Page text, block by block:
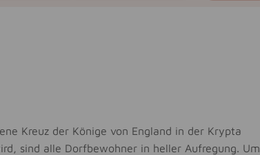
Kreuz der Könige von England in der Krypta
sind alle Dorfbewohner in heller Aufregung. Um